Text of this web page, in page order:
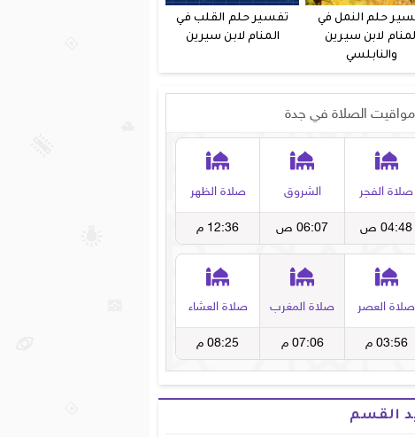
حلم النمل في
لابن سيرين
والنابلسي
تفسير حلم القلب في
المنام لابن سيرين
القسم